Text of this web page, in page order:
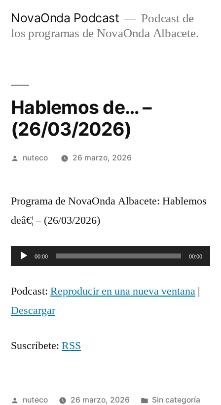
NovaOnda Podcast
Podcast de
los programas de NovaOnda Albacete.
Hablemos de… –
(26/03/2026)
Publicada
nuteco 26 marzo, 2026
Programa de NovaOnda Albacete: Hablemos
deâ€¦ – (26/03/2026)
Reproductor
audio
00:00 00:00
Podcast: Reproducir en una nueva ventana |
Descargar
Suscríbete: RSS
Publicada
nuteco 26 marzo, 2026
Publicada
Sin categoría